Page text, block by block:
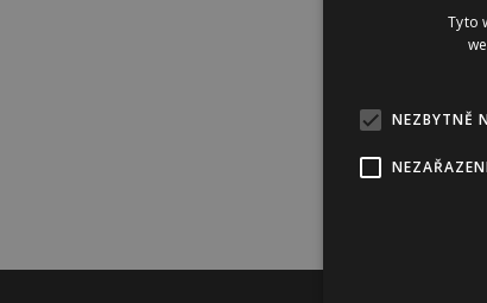
Tyto
NEZBYTNĚ